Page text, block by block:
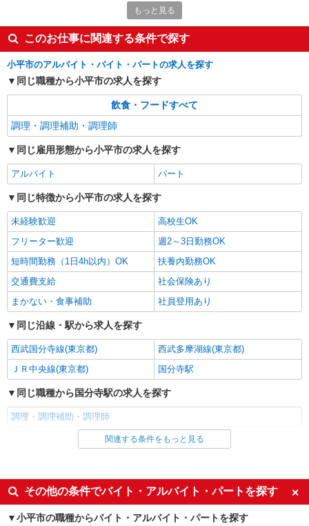
に応じて決定します。 賞与年2回
ALSOKケアホーム一橋学園 （東京都小平市学
園東町3丁目7-28）
キープ 詳細を見る
アルバイト パート
株式会社HITOWA フードサービスカンパニー
福祉施設での調理補助【アルバイト・パート】
時給1,300円以上 ※経験によりスタート時給は
変動します。 ※AP評価制度：あり 年1回の評価
により時給を見直します。 ※アルバイト賞与（寸
志）：あり 年2回。勤続年数により金額UP。
ALSOKケアホーム一橋学園 （東京都小平市学
園東町3丁目7-28）
詳細を見る
株式会社HITOWA フードサービスカンパニー
調理補助事務【正社員】
月給21万4,000円〜23万5,000円 ※給与は経験
や前職給与に応じて決定します。 賞与年2回
イリーゼ小平 （東京都小平市美園町3-384）
キープ 詳細を見る
パート
デイサービス 調理スタッフ（ミールケアクル
ー）
時給1,226円〜1,260円 ★土日祝日は時給100円
東京都小平市小川東町5-7-23
詳細を見る
もっと見る
このお仕事に関連する条件で探す
小平市のアルバイト・バイト・パートの求人を探す
同じ職種から小平市の求人を探す
飲食・フードすべて
調理・調理補助・調理師
同じ雇用形態から小平市の求人を探す
アルバイト パート
同じ特徴から小平市の求人を探す
未経験歓迎
高校生OK
フリーター歓迎
週2～3日勤務OK
短時間勤務（1日4h以内）OK
扶養内勤務OK
交通費支給
社会保険あり
まかない・食事補助
社員登用あり
同じ沿線・駅から求人を探す
西武国分寺線(東京都)
西武多摩湖線(東京都)
ＪＲ中央線(東京都)
国分寺駅
同じ職種から国分寺駅の求人を探す
調理・調理補助・調理師
同じ雇用形態から国分寺駅の求人を探す
同じ特徴から国分寺駅の求人を探す
未経験歓迎
高校生OK
関連する条件をもっと見る
その他の条件でバイト・アルバイト・パートを探す
小平市の職種からバイト・アルバイト・パートを探す